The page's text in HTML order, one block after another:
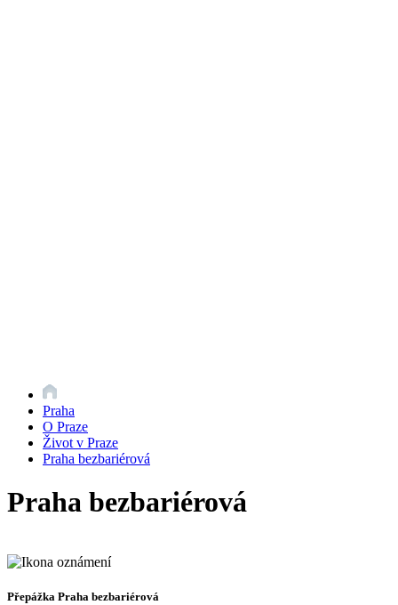
Praha
O Praze
Život v Praze
Praha bezbariérová
Praha bezbariérová
Přepážka Praha bezbariérová